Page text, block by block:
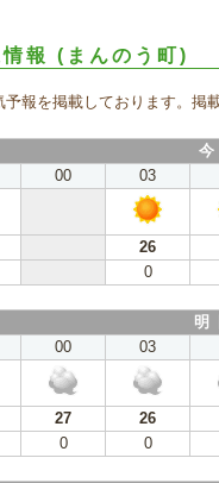
報 (まんのう町)
報を掲載しております。掲
00 03
26
0
明
00 03
27 26
0 0